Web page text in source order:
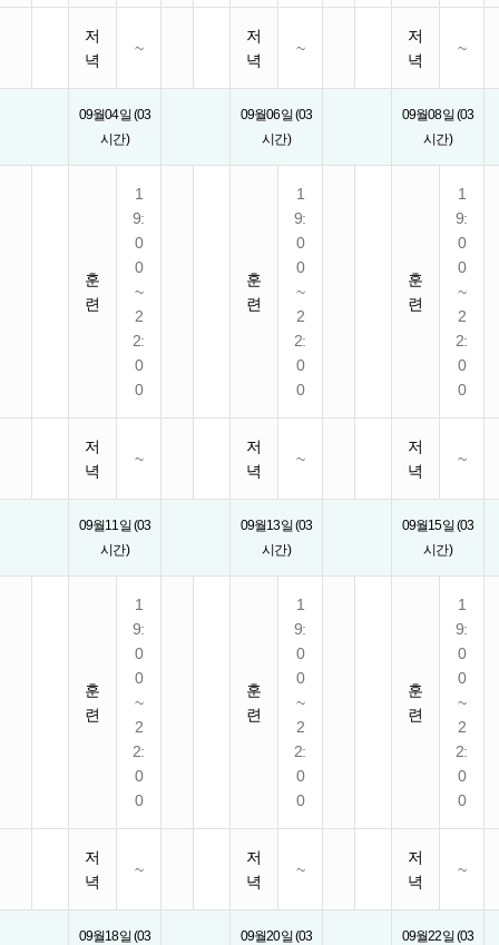
저
녁
~
저
녁
~
저
녁
~
09월04일 (03
시간)
09월06일 (03
시간)
09월08일 (03
시간)
훈
련
1
9:
0
0
~
2
2:
0
0
훈
련
1
9:
0
0
~
2
2:
0
0
훈
련
1
9:
0
0
~
2
2:
0
0
저
녁
~
저
녁
~
저
녁
~
09월11일 (03
시간)
09월13일 (03
시간)
09월15일 (03
시간)
훈
련
1
9:
0
0
~
2
2:
0
0
훈
련
1
9:
0
0
~
2
2:
0
0
훈
련
1
9:
0
0
~
2
2:
0
0
저
녁
~
저
녁
~
저
녁
~
09월18일 (03
09월20일 (03
09월22일 (03